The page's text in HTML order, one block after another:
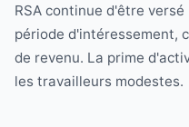
RSA continue d'être
période d'intéressement,
de revenu. La prime
les travailleurs modestes.